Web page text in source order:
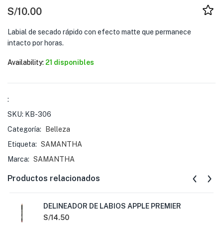
S/10.00
Labial de secado rápido con efecto matte que permanece
intacto por horas.
Availability: 21 disponibles
:
SKU: KB-306
Categoría:
Belleza
Etiqueta: SAMANTHA
Marca: SAMANTHA
Productos relacionados
DELINEADOR DE LABIOS APPLE PREMIER
S/14.50